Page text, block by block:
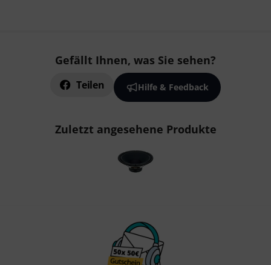
Gefällt Ihnen, was Sie sehen?
Teilen Hilfe & Feedback
Zuletzt angesehene Produkte